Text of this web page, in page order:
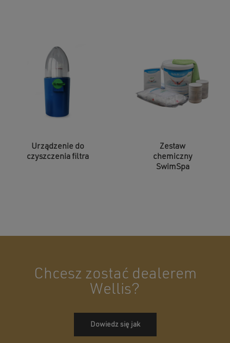
Urządzenie do
czyszczenia filtra
Zestaw
chemiczny
SwimSpa
Chcesz zostać dealerem
Wellis?
Dowiedz się jak